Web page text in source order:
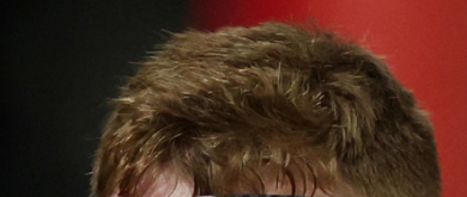
KAMPBILLETTER
OFTE STILTE
SUPPORTERTREFF